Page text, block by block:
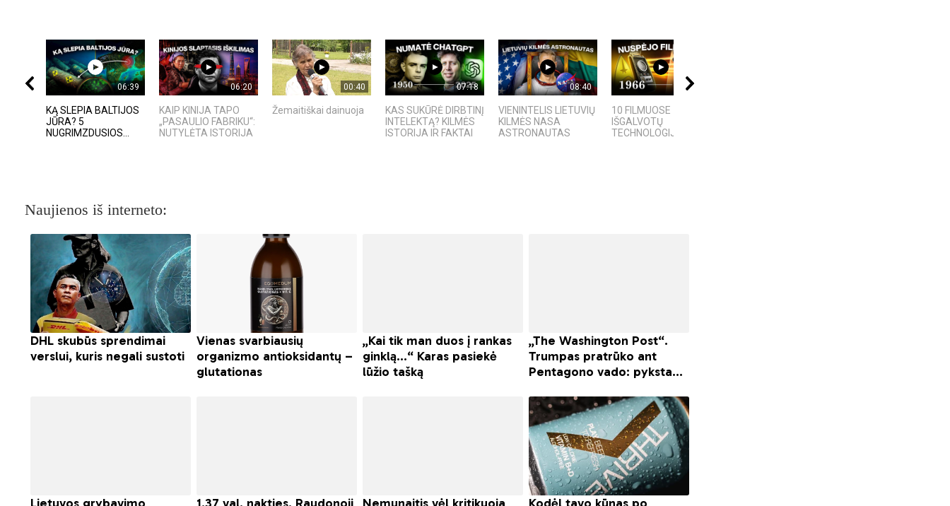
06:39
KĄ SLEPIA BALTIJOS
JŪRA? 5
NUGRIMZDUSIOS...
06:20
KAIP KINIJA TAPO
„PASAULIO FABRIKU“:
NUTYLĖTA ISTORIJA
00:40
Žemaitiškai dainuoja
07:18
KAS SUKŪRĖ DIRBTINĮ
INTELEKTĄ? KILMĖS
ISTORIJA IR FAKTAI
08:40
VIENINTELIS LIETUVIŲ
KILMĖS NASA
ASTRONAUTAS
09:20
10 FILMUOSE
IŠGALVOTŲ
TECHNOLOGIJŲ,...
Naujienos iš interneto: